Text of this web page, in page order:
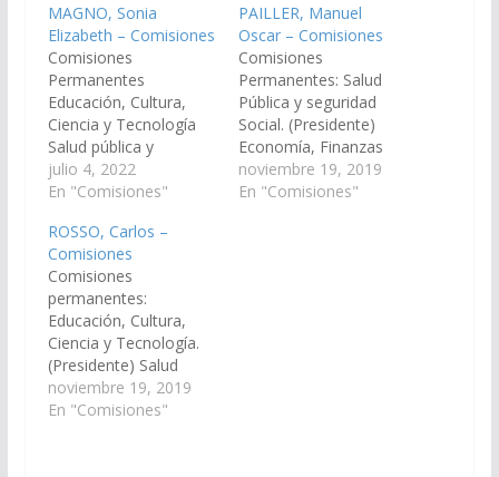
MAGNO, Sonia
Elizabeth – Comisiones
Comisiones
Permanentes
Educación, Cultura,
Ciencia y Tecnología
Salud pública y
seguridad social
Adicción, tráfico y
drogas Derechos
humanos y asuntos
indígenas Comisiones
Especiales Mujer,
Género y Diversidad
(Presidenta)
julio 4, 2022
En "Comisiones"
PAILLER, Manuel
Oscar – Comisiones
Comisiones
Permanentes: Salud
Pública y seguridad
Social. (Presidente)
Economía, Finanzas
Públicas, Hacienda y
Presupuesto. Área de
noviembre 19, 2019
En "Comisiones"
ROSSO, Carlos –
Comisiones
Comisiones
permanentes:
Educación, Cultura,
Ciencia y Tecnología.
(Presidente) Salud
Pública y Seguridad
Social. Adicción,
noviembre 19, 2019
En "Comisiones"